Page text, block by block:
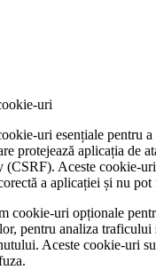
uri
uri esențiale pentru a
protejează aplicația de
(CSRF). Aceste cookie-
a aplicației și nu pot
cookie-uri opționale
pentru analiza traficului
Aceste cookie-uri